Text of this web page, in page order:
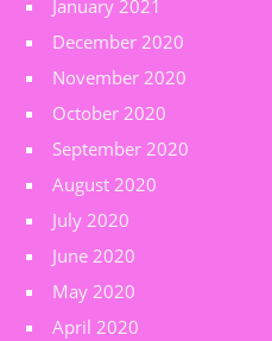
January 2021
December 2020
November 2020
October 2020
September 2020
August 2020
July 2020
June 2020
May 2020
April 2020